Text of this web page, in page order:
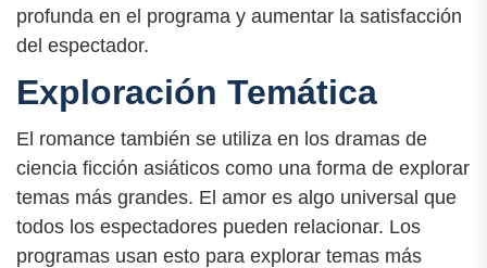
profunda en el programa y aumentar la satisfacción
del espectador.
Exploración Temática
El romance también se utiliza en los dramas de
ciencia ficción asiáticos como una forma de explorar
temas más grandes. El amor es algo universal que
todos los espectadores pueden relacionar. Los
programas usan esto para explorar temas más